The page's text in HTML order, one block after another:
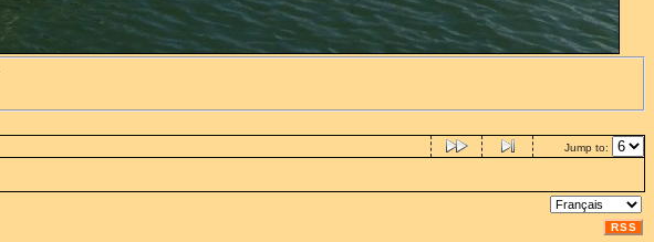
Jump to:
RSS